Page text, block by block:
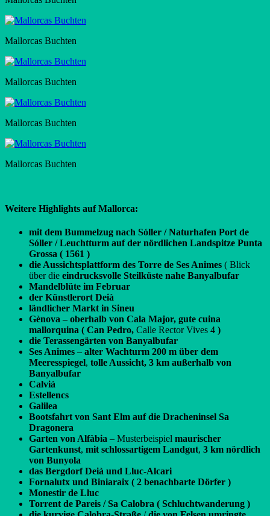
Mallorcas Buchten
Mallorcas Buchten
Mallorcas Buchten
Mallorcas Buchten
Weitere Highlights auf Mallorca:
mit dem Bummelzug nach Sóller / Naturhafen Port de
Sóller / Leuchtturm auf der nördlichen Landspitze Punta
Grossa ( 1561 )
die Aussichtsplattform des Torre de Ses Animes ( Blick
über die eindrucksvolle Steilküste nahe Banyalbufar
Mandelblüte im Februar
der Künstlerort Deià
ländlicher Markt in Sineu
Gènova – oberhalb von Cala Major, gute cuina
mallorquina ( Can Pedro, Calle Rector Vives 4 )
die Terassengärten von Banyalbufar
Ses Animes – alter Wachturm 200 m über dem
Meeresspiegel, tolle Aussicht, 3 km außerhalb von
Banyalbufar
Calvià
Estellencs
Galilea
Bootsfahrt von Sant Elm auf die Dracheninsel Sa
Dragonera
Garten von Alfàbia – Musterbeispiel maurischer
Gartenkunst, mit schlossartigem Landgut, 3 km nördlich
von Bunyola
das Bergdorf Deià und Lluc-Alcari
Fornalutx und Biniaraix ( 2 benachbarte Dörfer )
Monestir de Lluc
Torrent de Pareis / Sa Calobra ( Schluchtwanderung )